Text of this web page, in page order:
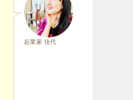
起業家 佳代